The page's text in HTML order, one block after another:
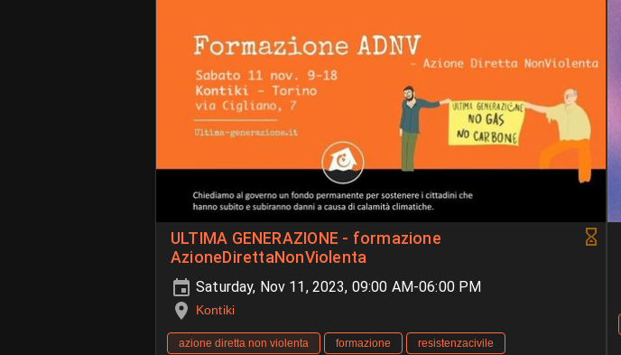
ULTIMA GENERAZIONE - formazione
AzioneDirettaNonViolenta
Saturday, Nov 11, 2023, 09:00 AM-06:00 PM
Kontiki
azione diretta non violenta formazione resistenzacivile